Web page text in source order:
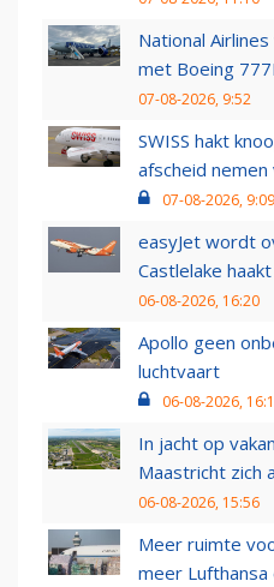
National
met Boeing
07-08-2026, 9:52
SWISS hakt
afscheid
07-08-2026, 9:09
easyJet wordt
Castlelake
06-08-2026, 16:20
Apollo geen
luchtvaart
06-08-2026,
In jacht op
Maastricht zich
06-08-2026, 15:56
Meer ruimte
meer